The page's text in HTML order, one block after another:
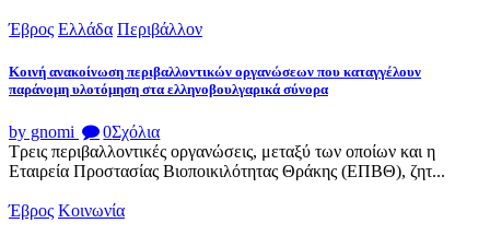
Έβρος Ελλάδα Περιβάλλον
Κοινή ανακοίνωση περιβαλλοντικών οργανώσεων που καταγγέλουν
παράνομη υλοτόμηση στα ελληνοβουλγαρικά σύνορα
by gnomi 0Σχόλια
Τρεις περιβαλλοντικές οργανώσεις, μεταξύ των οποίων και η
Εταιρεία Προστασίας Βιοποικιλότητας Θράκης (ΕΠΒΘ), ζητ...
Έβρος Κοινωνία